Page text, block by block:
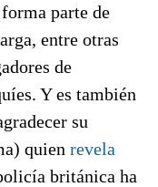
parte de
entre otras
de
Y es también
su
quien revela
británica ha